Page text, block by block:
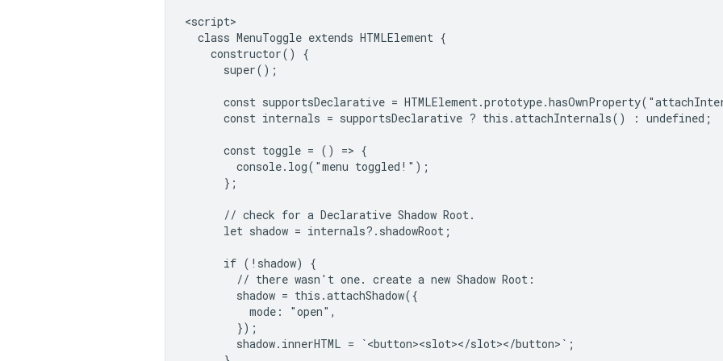
<script>
  class MenuToggle extends HTMLElement {
    constructor() {
      super();
const supportsDeclarative =
      const internals = supportsDeclarative ? this.attachInternals() : undefined;
      const toggle = () => {
        console.log("menu toggled!");
      };
      // check for a Declarative Shadow Root.
      let shadow = internals?.shadowRoot;
      if (!shadow) {
        // there wasn't one. create a new Shadow Root:
        shadow = this.attachShadow({
          mode: "open",
        });
        shadow.innerHTML = `<button><slot></slot></button>`;